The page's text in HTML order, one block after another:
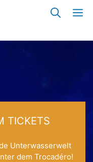
TICKETS
Unterwasserwelt
dem Trocadéro!